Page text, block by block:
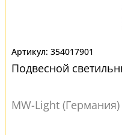
354017901
Подвесной
MW-Light (Германия)